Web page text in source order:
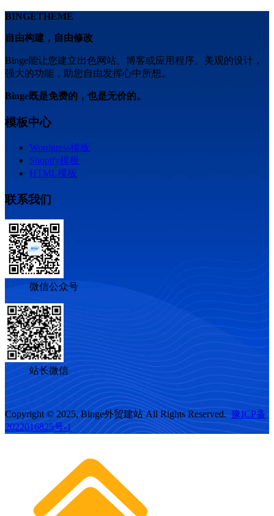
BINGETHEME
自由构建，自由修改
Binge能让您建立出色网站、博客或应用程序。美观的设计，
强大的功能，助您自由发挥心中所想。
Binge既是免费的，也是无价的。
模板中心
Wordpress模板
Shopify模板
HTML模板
联系我们
微信公众号
站长微信
Copyright © 2025, Binge外贸建站 All Rights Reserved. 豫ICP备
2022016825号-1